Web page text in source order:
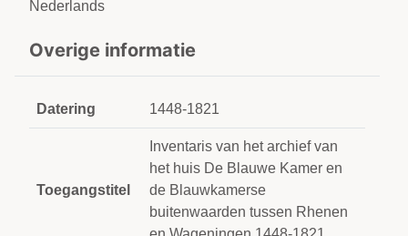
Nederlands
Overige informatie
Datering 1448-1821
Toegangstitel
Inventaris van het archief van
het huis De Blauwe Kamer en
de Blauwkamerse
buitenwaarden tussen Rhenen